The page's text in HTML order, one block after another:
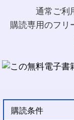
通常ご利
購読専用のフリ
購読条件